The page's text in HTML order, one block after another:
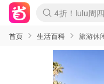
Boticinal 夏促
4折！lulu周
还没结束！
Joybuy变相
速领！
疑似霸哥！
Zalando 奥莱
Moncler反季
Coach
首页 生活百科 旅游休